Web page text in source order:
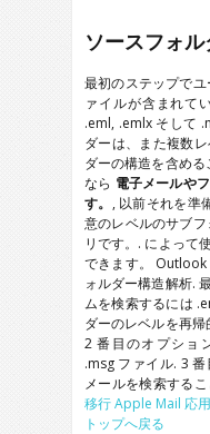
ソースフォル
最初のステップで
ァイルが含まれて
.eml, .emlxそして
ダーは、また複数
ダーの構造を含め
なら 電子メールや
す。 , 以前それを準
意のレベルのサブ
リです。. によって
できます。
ォルダー構造解析.
ムを検索するには
ダーのレベルを再
2 番目のオプショ
.msg ファイル. 3
メールを検索する
移行Apple Mail 応用
トップへ戻る